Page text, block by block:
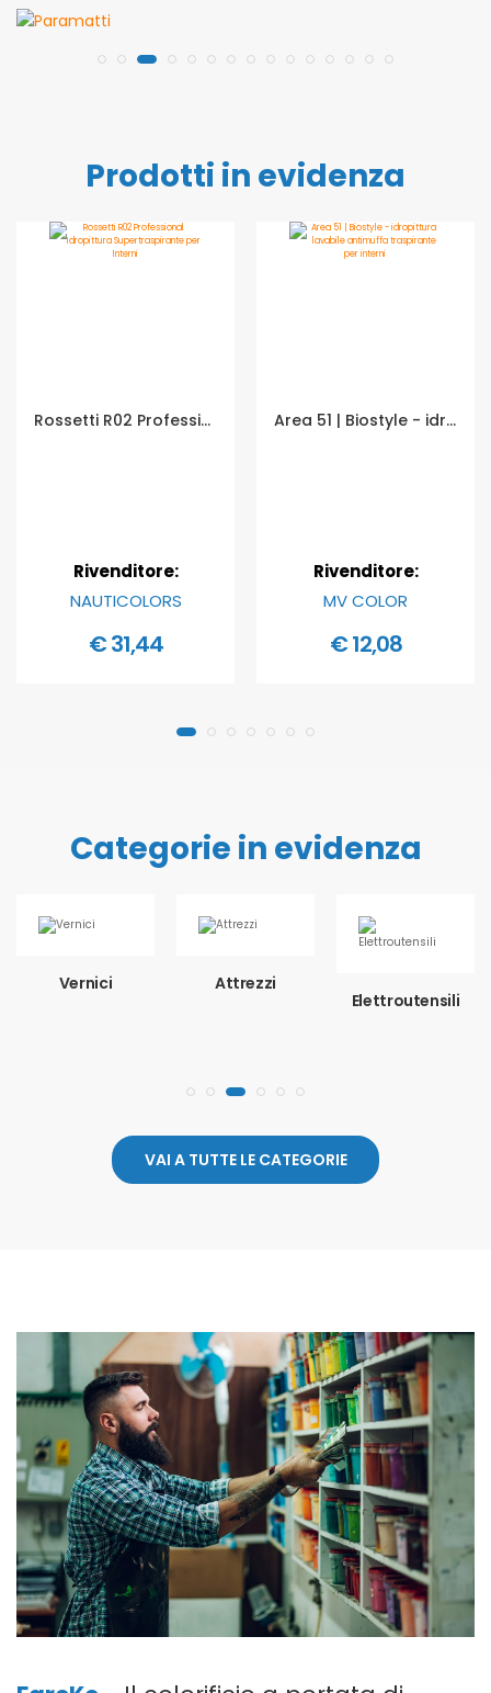
Prodotti in evidenza
Rossetti R02 Professional Idropittura Supertraspirante per Interni - Formato in litri: 2,5 lt
Rivenditore:
NAUTICOLORS
€ 31,44
Area 51 | Biostyle - idropittura lavabile antimuffa traspirante per interni - Formato in litri: 2,5 lt
Rivenditore:
MV COLOR
€ 12,08
Categorie in evidenza
Vernici
Attrezzi
Elettroutensili
VAI A TUTTE LE CATEGORIE